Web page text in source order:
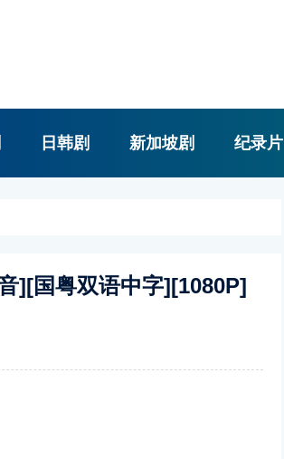
日韩剧 新加坡剧 纪录片
][国粤双语中字][1080P]